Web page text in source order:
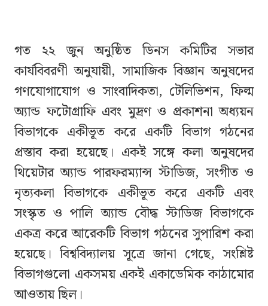
গত ২২ জুন অনুষ্ঠিত ডিনস কমিটির সভার
কার্যবিবরণী অনুযায়ী, সামাজিক বিজ্ঞান অনুষদের
গণযোগাযোগ ও সাংবাদিকতা, টেলিভিশন, ফিল্ম
অ্যান্ড ফটোগ্রাফি এবং মুদ্রণ ও প্রকাশনা অধ্যয়ন
বিভাগকে একীভূত করে একটি বিভাগ গঠনের
প্রস্তাব করা হয়েছে। একই সঙ্গে কলা অনুষদের
থিয়েটার অ্যান্ড পারফরম্যান্স স্টাডিজ, সংগীত ও
নৃত্যকলা বিভাগকে একীভূত করে একটি এবং
সংস্কৃত ও পালি অ্যান্ড বৌদ্ধ স্টাডিজ বিভাগকে
একত্র করে আরেকটি বিভাগ গঠনের সুপারিশ করা
হয়েছে। বিশ্ববিদ্যালয় সূত্রে জানা গেছে, সংশ্লিষ্ট
বিভাগগুলো একসময় একই একাডেমিক কাঠামোর
আওতায় ছিল।